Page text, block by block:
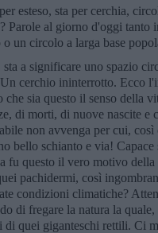
esteso, sta per cerchia,
Parole al giorno d'oggi
un circolo a larga base
a significare uno spazio
cerchio ininterrotto. Ecco
che sia questo il senso della
di morti, di nuove nascite
non avvenga per cui,
bello schianto e via!
fu questo il vero motivo
pachidermi, così
condizioni climatiche?
di fregare la natura la
di quei giganteschi rettili. Ci